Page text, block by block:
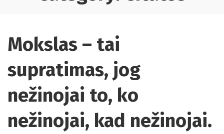
Mokslas – tai
supratimas, jog
nežinojai to, ko
nežinojai, kad nežinojai.